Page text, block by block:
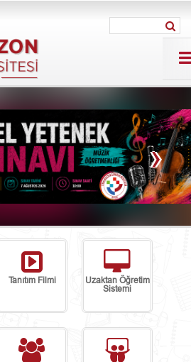
›
Tanıtım Filmi
Uzaktan Öğretim
Sistemi